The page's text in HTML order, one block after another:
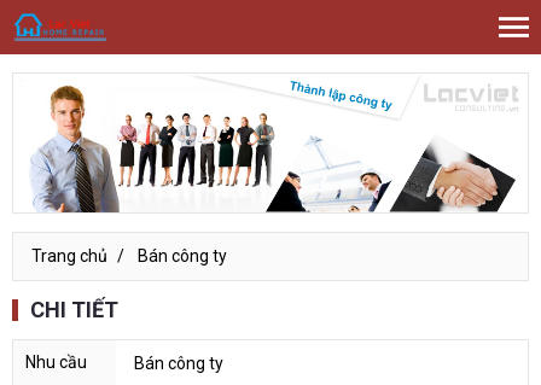
Trang chủ Bán công ty
CHI TIẾT
Bán công ty